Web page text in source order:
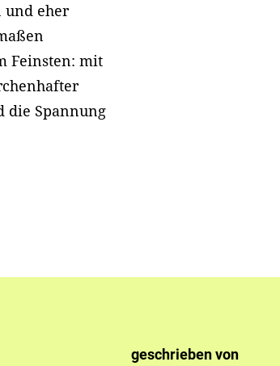
und eher
Feinsten: mit
die Spannung
geschrieben von